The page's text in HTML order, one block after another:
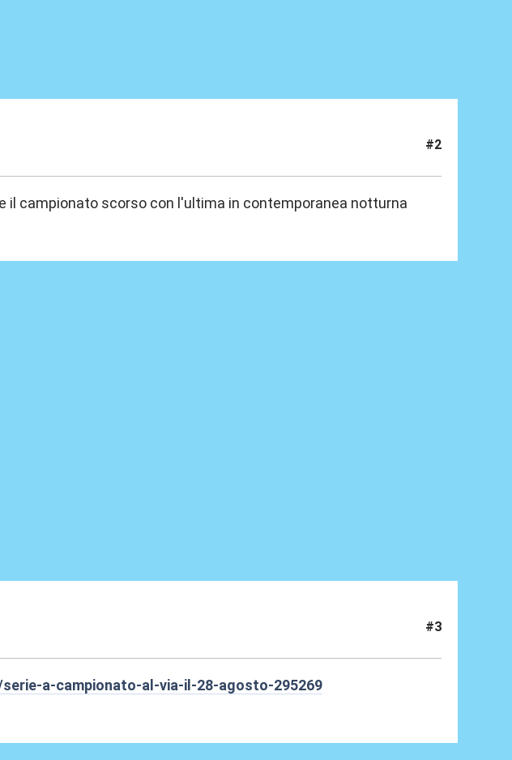
#2
il campionato scorso con l'ultima in contemporanea notturna
#3
a-campionato-al-via-il-28-agosto-295269